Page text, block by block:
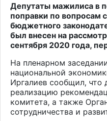
Депутаты мажилиса в
поправки по вопросам
бюджетного
был внесен на
сентября 2020 года,
На пленарном
национальной
Иргалиев сообщил, что
реализацию
комитета, а также
сотрудничества и